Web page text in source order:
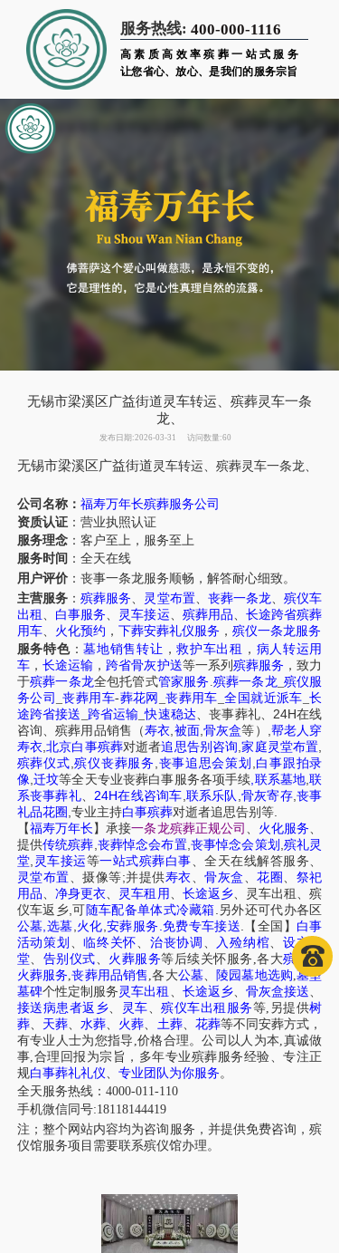
服务热线: 400-000-1116
高素质高效率殡葬一站式服务
让您省心、放心、是我们的服务宗旨
无锡市梁溪区广益街道灵车转运、殡葬灵车一条
龙、
发布日期:2026-03-31 访问数量:60
无锡市梁溪区 广益街道 灵车转运、殡葬灵车一条龙、
公司名称： 福寿万年长殡葬服务公司
资质认证：营业执照认证
服务理念：客户至上，服务至上
服务时间 ：全天在线
用户评价：丧事一条龙服务顺畅，解答耐心细致。
主营服务 ：殡葬服务、 灵堂布置、 丧葬一条龙、殡仪车
出租 、 白事服务、 灵车接运、 殡葬用品、 长途跨省殡葬
用车、 火化预约 ， 下葬安葬礼仪服务 ， 殡仪一条龙服务
服务特色：墓地销售转让 ，救护车出租 ， 病人转运用
车， 长途运输 ，跨省骨灰护送等一系列 殡葬服务 ，致力
于殡葬一条龙全包托管式管家服务 .殡葬一条龙_ 殡仪服
务公司
_丧葬用车-葬花网 丧葬用车 全国就近派车 长
途跨省接送 跨省运输 _快速稳达、丧事葬礼、 24H在线
咨询、殡葬用品销售 （寿衣 被面, 骨灰盒等）
帮老人穿
寿衣 ,北京白事殡葬对逝者追思告别咨询 ,家庭灵堂布置
殡葬仪式 殡仪丧葬服务 丧事追思会策划 白事跟拍录
像 迁坟等全天专业丧葬白事服务各项手续 联系墓地 ,联
系丧事葬礼、24H在线咨询车 联系乐队 骨灰寄存, 丧事
礼品花圈 专业主持白事殡葬对逝者追思告别等.
【福寿万年长 】承接一条龙殡葬正规公司 、 火化服务、
提供传统殡葬 丧葬悼念会布置, 丧事悼念会策划 殡礼灵
堂 灵车接运等一站式殡葬白事、全天在线解答服务、
灵堂布置、摄像等;并提供寿衣、骨灰盒 、花圈 、 祭祀
用品、 净身更衣、 灵车租用 、 长途返乡、 灵车出租 、殡
仪车返乡 可 随车配备单体式冷藏箱 另外还可代办各区
公墓 选墓 火化 安葬服务 免费专车接送 【全国】 白事
活动策划 、临终关怀、 治丧协调 、 入殓纳棺、 设立灵
堂、 告别仪式、 火葬服务等后续关怀服务,各大殡仪、
火葬服务,丧葬用品销售,各大公墓、 陵园墓地选购,墓型
墓碑个性定制服务 灵车出租 、 长途返乡、 骨灰盒接送、
接送病患者返乡、 灵车、殡仪车出租服务等,另提供树
葬、 天葬、水葬、 火葬、 土葬、 花葬等不同安葬方式，
有专业人士为您指导,价格合理。公司以人为本,真诚做
事,合理回报为宗旨，多年专业殡葬服务经验、专注正
规白事葬礼礼仪、 专业团队为你服务。
全天服务热线：4000-011-110
手机微信同号:18118144419
注；整个网站内容均为咨询服务，并提供免费咨询，殡
仪馆服务项目需要联系殡仪馆办理。